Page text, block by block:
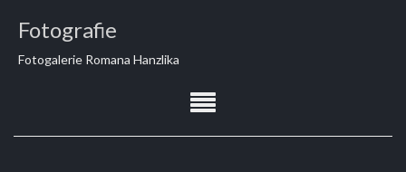
Fotografie
Fotogalerie Romana Hanzlika